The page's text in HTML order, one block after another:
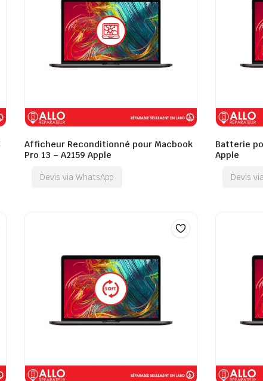
Afficheur Reconditionné pour Macbook
Pro 13 – A2159 Apple
Devis via WhatsApp
Batterie
Apple
Devis